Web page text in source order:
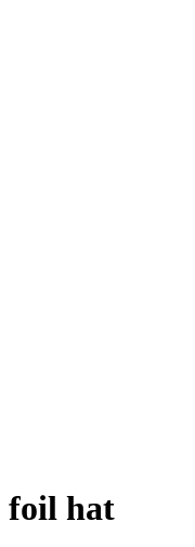
foil hat